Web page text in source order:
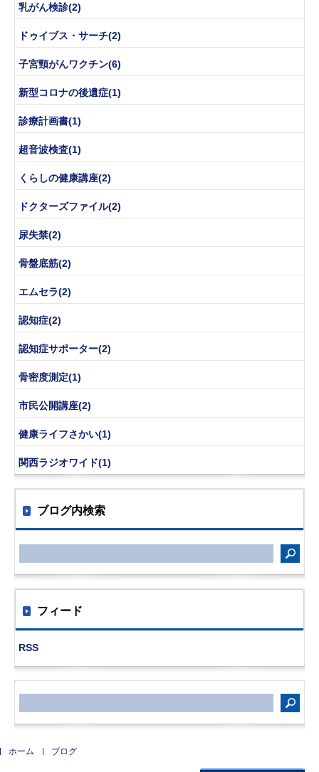
乳がん検診(2)
ドゥイブス・サーチ(2)
子宮頸がんワクチン(6)
新型コロナの後遺症(1)
診療計画書(1)
超音波検査(1)
くらしの健康講座(2)
ドクターズファイル(2)
尿失禁(2)
骨盤底筋(2)
エムセラ(2)
認知症(2)
認知症サポーター(2)
骨密度測定(1)
市民公開講座(2)
健康ライフさかい(1)
関西ラジオワイド(1)
ブログ内検索
フィード
RSS
イ
検
ホーム ブログ